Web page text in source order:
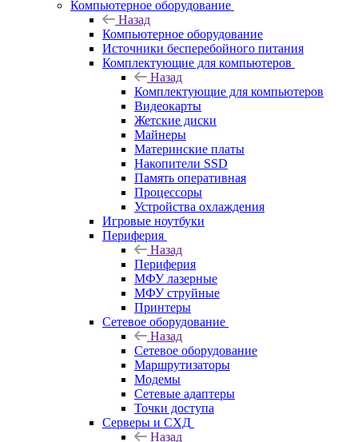
Компьютерное оборудование
Назад
Компьютерное оборудование
Источники бесперебойного питания
Комплектующие для компьютеров
Назад
Комплектующие для компьютеров
Видеокарты
Жетские диски
Майнеры
Материнские платы
Накопители SSD
Память оперативная
Процессоры
Устройства охлаждения
Игровые ноутбуки
Периферия
Назад
Периферия
МФУ лазерные
МФУ струйные
Принтеры
Сетевое оборудование
Назад
Сетевое оборудование
Маршрутизаторы
Модемы
Сетевые адаптеры
Точки доступа
Серверы и СХД
Назад